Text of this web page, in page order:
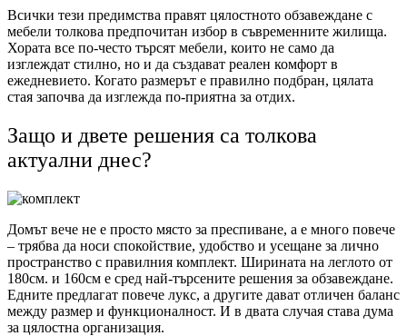
Всички тези предимства правят цялостното обзавеждане с
мебели толкова предпочитан избор в съвременните жилища.
Хората все по-често търсят мебели, които не само да
изглеждат стилно, но и да създават реален комфорт в
ежедневието. Когато размерът е правилно подбран, цялата
стая започва да изглежда по-приятна за отдих.
Защо и двете решения са толкова
актуални днес?
Домът вече не е просто място за преспиване, а е много повече
– трябва да носи спокойствие, удобство и усещане за лично
пространство с правилния комплект. Ширината на леглото от
180см. и 160см е сред най-търсените решения за обзавеждане.
Едните предлагат повече лукс, а другите дават отличен баланс
между размер и функционалност. И в двата случая става дума
за цялостна организация.